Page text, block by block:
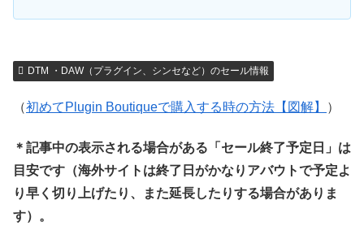
DTM ・DAW（プラグイン、シンセなど）のセール情報
（初めてPlugin Boutiqueで購入する時の方法【図解】 ）
＊記事中の表示される場合がある「セール終了予定日」は
目安です（海外サイトは終了日がかなりアバウトで予定よ
り早く切り上げたり、また延長したりする場合がありま
す）。